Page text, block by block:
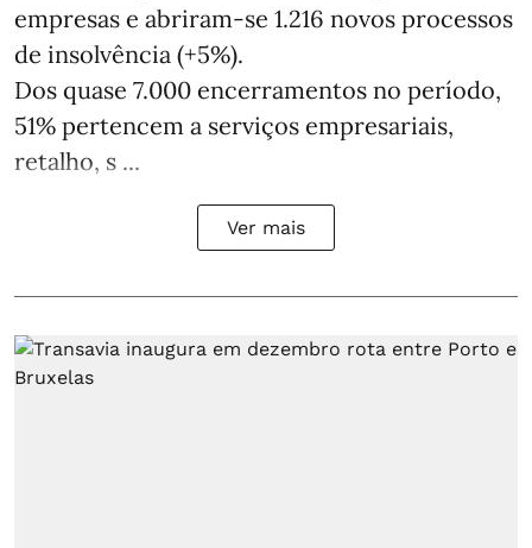
empresas e abriram‑se 1.216 novos processos
de insolvência (+5%).
Dos quase 7.000 encerramentos no período,
51% pertencem a serviços empresariais,
retalho, s ...
Ver mais